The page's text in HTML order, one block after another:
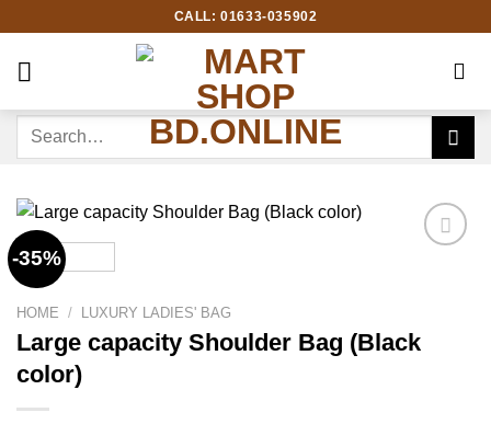
content
CALL: 01633-035902
Search
-35%
HOME / LUXURY LADIES' BAG
Large capacity Shoulder Bag (Black
color)